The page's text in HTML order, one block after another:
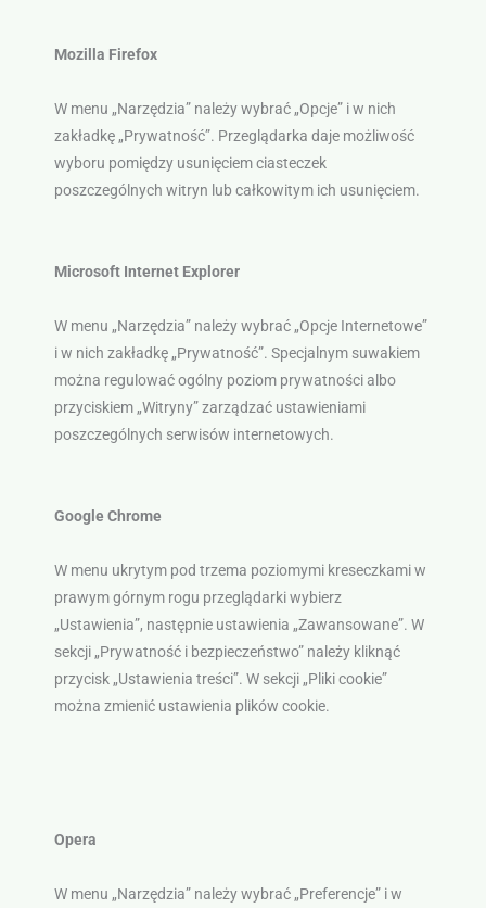
Mozilla Firefox
W menu „Narzędzia” należy wybrać „Opcje” i w nich
zakładkę „Prywatność”. Przeglądarka daje możliwość
wyboru pomiędzy usunięciem ciasteczek
poszczególnych witryn lub całkowitym ich usunięciem.
Microsoft Internet Explorer
W menu „Narzędzia” należy wybrać „Opcje Internetowe”
i w nich zakładkę „Prywatność”. Specjalnym suwakiem
można regulować ogólny poziom prywatności albo
przyciskiem „Witryny” zarządzać ustawieniami
poszczególnych serwisów internetowych.
Google Chrome
W menu ukrytym pod trzema poziomymi kreseczkami w
prawym górnym rogu przeglądarki wybierz
„Ustawienia”, następnie ustawienia „Zawansowane”. W
sekcji „Prywatność i bezpieczeństwo” należy kliknąć
przycisk „Ustawienia treści”. W sekcji „Pliki cookie”
można zmienić ustawienia plików cookie.
Opera
W menu „Narzędzia” należy wybrać „Preferencje” i w